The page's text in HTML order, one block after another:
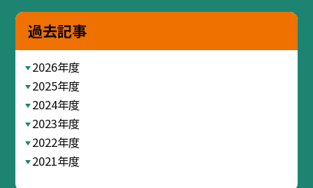
過去記事
2026年度
2025年度
2024年度
2023年度
2022年度
2021年度